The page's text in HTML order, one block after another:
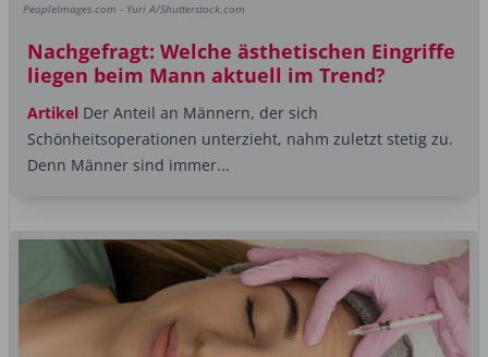
PeopleImages.com - Yuri A/Shutterstock.com
Nachgefragt: Welche ästhetischen Eingriffe
liegen beim Mann aktuell im Trend?
Artikel Der Anteil an Männern, der sich
Schönheitsoperationen unterzieht, nahm zuletzt stetig zu.
Denn Männer sind immer...